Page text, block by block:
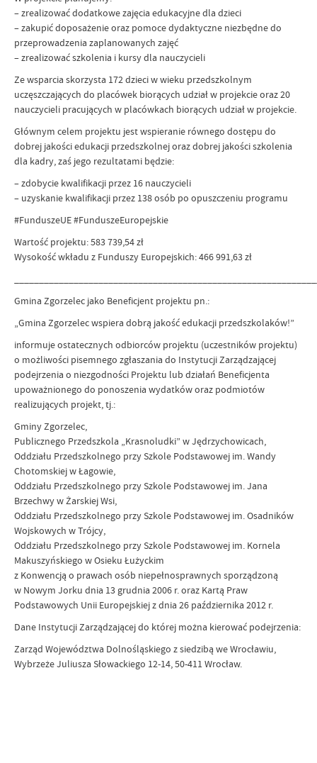
– zrealizować dodatkowe zajęcia edukacyjne dla dzieci
– zakupić doposażenie oraz pomoce dydaktyczne niezbędne do
przeprowadzenia zaplanowanych zajęć
– zrealizować szkolenia i kursy dla nauczycieli
Ze wsparcia skorzysta 172 dzieci w wieku przedszkolnym
uczęszczających do placówek biorących udział w projekcie oraz 20
nauczycieli pracujących w placówkach biorących udział w projekcie.
Głównym celem projektu jest wspieranie równego dostępu do
dobrej jakości edukacji przedszkolnej oraz dobrej jakości szkolenia
dla kadry, zaś jego rezultatami będzie:
– zdobycie kwalifikacji przez 16 nauczycieli
– uzyskanie kwalifikacji przez 138 osób po opuszczeniu programu
#FunduszeUE #FunduszeEuropejskie
Wartość projektu: 583 739,54 zł
Wysokość wkładu z Funduszy Europejskich: 466 991,63 zł
Gmina Zgorzelec jako Beneficjent projektu pn.:
„Gmina Zgorzelec wspiera dobrą jakość edukacji przedszkolaków!”
informuje ostatecznych odbiorców projektu (uczestników projektu)
o możliwości pisemnego zgłaszania do Instytucji Zarządzającej
podejrzenia o niezgodności Projektu lub działań Beneficjenta
upoważnionego do ponoszenia wydatków oraz podmiotów
realizujących projekt, tj.:
Gminy Zgorzelec,
Publicznego Przedszkola „Krasnoludki” w Jędrzychowicach,
Oddziału Przedszkolnego przy Szkole Podstawowej im. Wandy
Chotomskiej w Łagowie,
Oddziału Przedszkolnego przy Szkole Podstawowej im. Jana
Brzechwy w Żarskiej Wsi,
Oddziału Przedszkolnego przy Szkole Podstawowej im. Osadników
Wojskowych w Trójcy,
Oddziału Przedszkolnego przy Szkole Podstawowej im. Kornela
Makuszyńskiego w Osieku Łużyckim
z Konwencją o prawach osób niepełnosprawnych sporządzoną
w Nowym Jorku dnia 13 grudnia 2006 r. oraz Kartą Praw
Podstawowych Unii Europejskiej z dnia 26 października 2012 r.
Dane Instytucji Zarządzającej do której można kierować podejrzenia:
Zarząd Województwa Dolnośląskiego z siedzibą we Wrocławiu,
Wybrzeże Juliusza Słowackiego 12-14, 50-411 Wrocław.